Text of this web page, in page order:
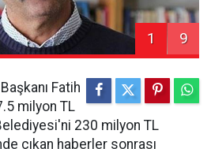
1 9
Fatih
milyon TL
230 milyon TL
çıkan haberler sonrası